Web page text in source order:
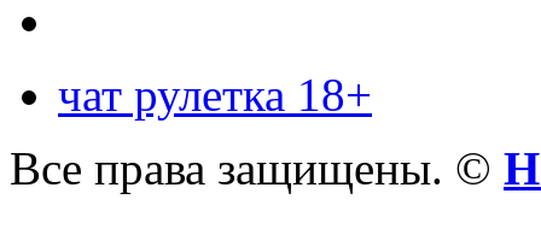
чат рулетка 18+
Все права защищены. ©